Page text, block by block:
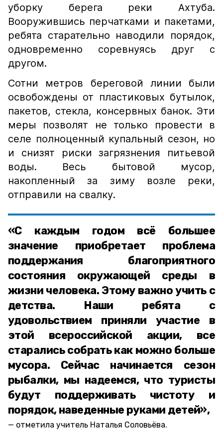
уборку берега реки Ахтуба.
Вооружившись перчатками и пакетами,
ребята старательно наводили порядок,
одновременно соревнуясь друг с
другом.
Сотни метров береговой линии были
освобождены от пластиковых бутылок,
пакетов, стекла, консервных банок. Эти
меры позволят не только провести в
селе полноценный купальный сезон, но
и снизят риски загрязнения питьевой
воды. Весь бытовой мусор,
накопленный за зиму возле реки,
отправили на свалку.
«С каждым годом всё большее
значение приобретает проблема
поддержания благоприятного
состояния окружающей среды в
жизни человека. Этому важно учить с
детства. Наши ребята с
удовольствием приняли участие в
этой всероссийской акции, все
старались собрать как можно больше
мусора. Сейчас начинается сезон
рыбалки, мы надеемся, что туристы
будут поддерживать чистоту и
порядок, наведенные руками детей»,
отметила учитель Наталья Соловьёва.